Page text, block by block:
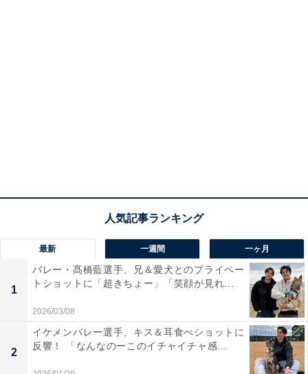
最新 一週間 一ヶ月
1
バレー・髙橋藍選手、兄＆愛犬とのプライベー
トショットに「超きちょー」「笑顔が見れ...
2026/03/08
2
イケメンバレー選手、キス＆耳食べショットに
反響！ 「なんなのーこのイチャイチャ感...